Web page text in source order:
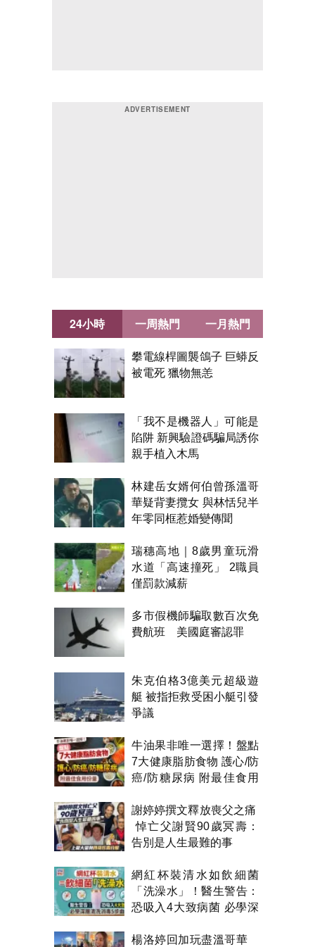
24小時
攀電線桿圖襲鴿子 巨蟒反
被電死 獵物無恙
「我不是機器人」可能是
陷阱 新興驗證碼騙局誘你
親手植入木馬
林建岳女婿何伯曾孫溫哥
華疑背妻攬女 與林恬兒半
年零同框惹婚變傳聞
瑞穗高地｜8歲男童玩滑
水道「高速撞死」 2職員
僅罰款減薪
多市假機師騙取數百次免
費航班 美國庭審認罪
朱克伯格3億美元超級遊
艇 被指拒救受困小艇引發
爭議
牛油果非唯一選擇！盤點
7大健康脂肪食物 護心/防
癌/防糖尿病 附最佳食用
謝婷婷撰文釋放喪父之痛
悼亡父謝賢90歲冥壽：
告別是人生最難的事
網紅杯裝清水如飲細菌
「洗澡水」！醫生警告：
恐吸入4大致病菌 必學深
楊洛婷回加玩盡溫哥華
一周熱門 一月熱門